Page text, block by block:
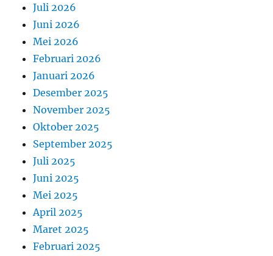
Juli 2026
Juni 2026
Mei 2026
Februari 2026
Januari 2026
Desember 2025
November 2025
Oktober 2025
September 2025
Juli 2025
Juni 2025
Mei 2025
April 2025
Maret 2025
Februari 2025